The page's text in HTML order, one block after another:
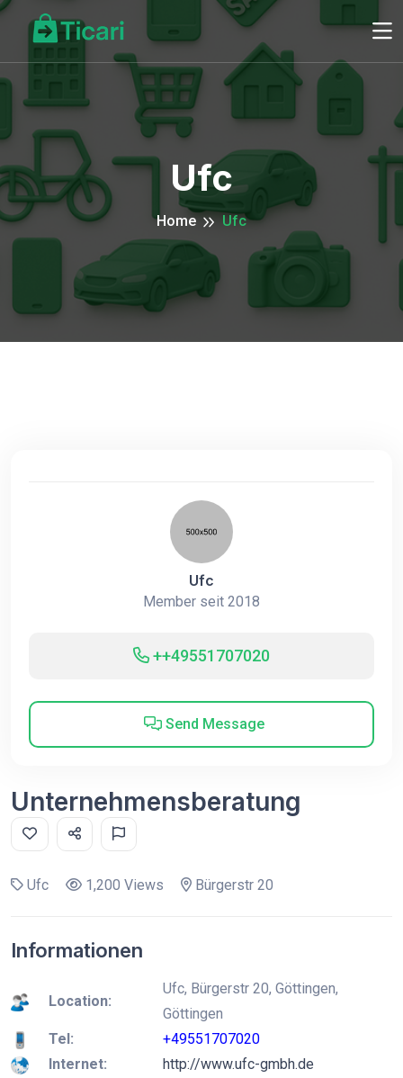
Ufc
Home Ufc
Ufc
Member seit 2018
++49551707020
Send Message
Unternehmensberatung
Ufc 1,200 Views Bürgerstr 20
Informationen
Location:
Ufc, Bürgerstr 20, Göttingen,
Göttingen
Tel:
+49551707020
Internet:
http://www.ufc-gmbh.de